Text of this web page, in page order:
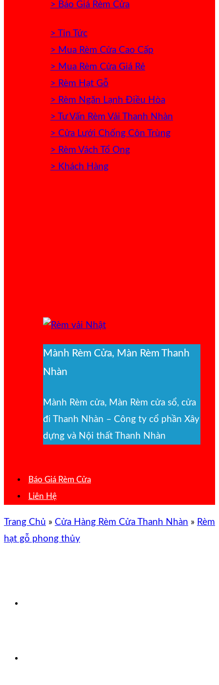
> Báo Giá Rèm Cửa
> Tin Tức
> Mua Rèm Cửa Cao Cấp
> Mua Rèm Cửa Giá Rẻ
> Rèm Hạt Gỗ
> Rèm Ngăn Lạnh Điều Hòa
> Tư Vấn Rèm Vải Thanh Nhàn
> Cửa Lưới Chống Côn Trùng
> Rèm Vách Tổ Ong
> Khách Hàng
Mành Rèm Cửa, Màn Rèm Thanh
Nhàn
Mành Rèm cửa, Màn Rèm cửa sổ, cửa
đi Thanh Nhàn – Công ty cổ phần Xây
dựng và Nội thất Thanh Nhàn
Báo Giá Rèm Cửa
Liên Hệ
Trang Chủ » Cửa Hàng Rèm Cửa Thanh Nhàn » Rèm
hạt gỗ phong thủy